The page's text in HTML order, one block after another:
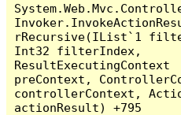
rRecursive(IList`1
Int32 filterIndex,
ResultExecutingContext
preContext,
controllerContext,
actionResult) +795